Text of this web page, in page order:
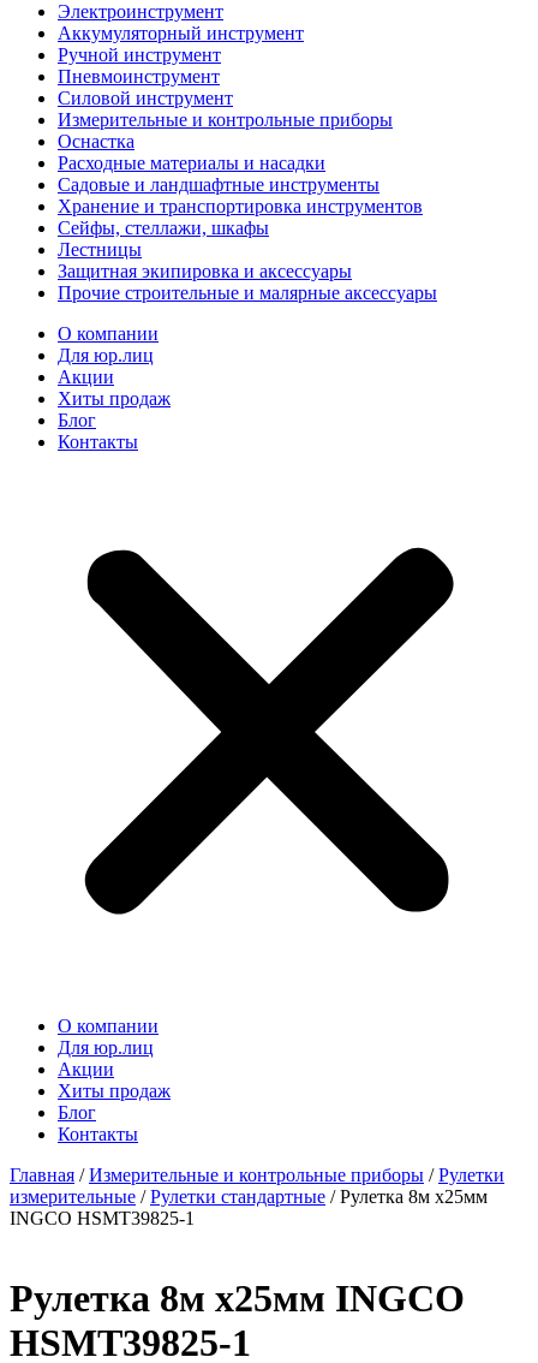
Электроинструмент
Аккумуляторный инструмент
Ручной инструмент
Пневмоинструмент
Силовой инструмент
Измерительные и контрольные приборы
Оснастка
Расходные материалы и насадки
Садовые и ландшафтные инструменты
Хранение и транспортировка инструментов
Сейфы, стеллажи, шкафы
Лестницы
Защитная экипировка и аксессуары
Прочие строительные и малярные аксессуары
О компании
Для юр.лиц
Акции
Хиты продаж
Блог
Контакты
О компании
Для юр.лиц
Акции
Хиты продаж
Блог
Контакты
Главная /Измерительные и контрольные приборы /Рулетки
измерительные /Рулетки стандартные / Рулетка 8м x25мм
INGCO HSMT39825-1
Рулетка 8м x25мм INGCO
HSMT39825-1